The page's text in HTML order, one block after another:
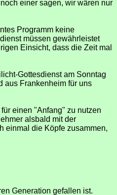
einer sagen, wir wären nur
Programm keine
müssen gewährleistet
Einsicht, dass die Zeit mal
Gottesdienst am Sonntag
aus Frankenheim für uns
einen "Anfang" zu nutzen
alsbald mit der
einmal die Köpfe zusammen,
Generation gefallen ist.